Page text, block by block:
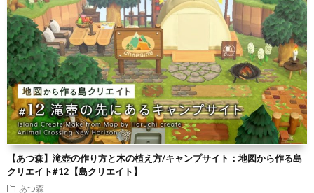
【あつ森】滝壺の作り方と木の植え方/キャンプサイト：地図から作る島
クリエイト#12【島クリエイト】
あつ森